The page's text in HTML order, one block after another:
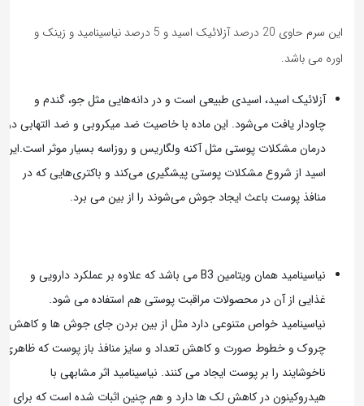
این سرم حاوی 20 درصد آزلائیک اسید و 5 درصد نیاسینامید و زینک و
اوره می باشد.
آزلائیک اسید، اسیدی طبیعی است و در دانه‌هایی مثل جو، گندم و
چاودار یافت می‌شود. این ماده با خاصیت ضد میکروبی و ضد التهابی در
درمان مشکلات پوستی مثل آکنه ولگاریس و روزاسه بسیار موثر است.این
اسید از شروع مشکلات پوستی پیشگیری می‌کند و باکتری‌هایی که در
منافذ پوست باعث ایجاد جوش می‌شوند را از بین می برد.
نیاسینامید همان ویتامین B3 می باشد که علاوه بر عملکرد دارویی و
غذایی از آن در محصولات مراقبت پوستی هم استفاده می شود.
نیاسینامید خواص متنوعی دارد مثل از بین بردن جای جوش ها و کاهش
چروک و خطوط صورت و کاهش تعداد و سایز منافذ باز پوست که ظاهری
ناخوشایند را بر پوست ایجاد می کنند. نیاسینامید اثر مشابهی با
هیدروکینون در کاهش لک ها دارد و هم چنین اثبات شده است که برای